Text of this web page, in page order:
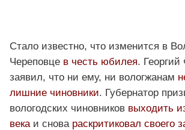
Стало известно, что изменится в
Череповце в честь юбилея.
заявил, что ни ему, ни вологжанам
лишние чиновники. Губернатор
вологодских чиновников выходить
векаи снова раскритиковал своего